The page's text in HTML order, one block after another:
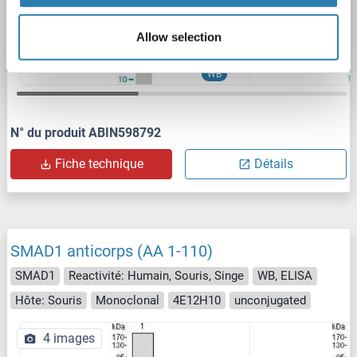
Allow selection
WB
N° du produit ABIN598792
Fiche technique Détails
SMAD1 anticorps (AA 1-110)
SMAD1 Reactivité: Humain, Souris, Singe
WB, ELISA
Hôte: Souris
Monoclonal 4E12H10 unconjugated
4 images